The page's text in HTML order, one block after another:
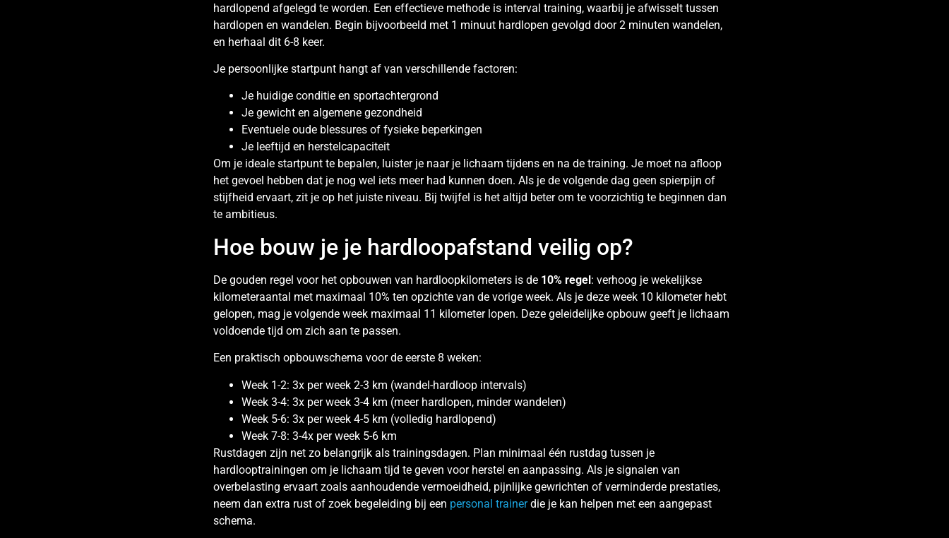
hardlopend afgelegd te worden. Een effectieve methode is interval training, waarbij je afwisselt tussen
hardlopen en wandelen. Begin bijvoorbeeld met 1 minuut hardlopen gevolgd door 2 minuten wandelen,
en herhaal dit 6-8 keer.
Je persoonlijke startpunt hangt af van verschillende factoren:
Je huidige conditie en sportachtergrond
Je gewicht en algemene gezondheid
Eventuele oude blessures of fysieke beperkingen
Je leeftijd en herstelcapaciteit
Om je ideale startpunt te bepalen, luister je naar je lichaam tijdens en na de training. Je moet na afloop
het gevoel hebben dat je nog wel iets meer had kunnen doen. Als je de volgende dag geen spierpijn of
stijfheid ervaart, zit je op het juiste niveau. Bij twijfel is het altijd beter om te voorzichtig te beginnen dan
te ambitieus.
Hoe bouw je je hardloopafstand veilig op?
De gouden regel voor het opbouwen van hardloopkilometers is de 10% regel: verhoog je wekelijkse
kilometeraantal met maximaal 10% ten opzichte van de vorige week. Als je deze week 10 kilometer hebt
gelopen, mag je volgende week maximaal 11 kilometer lopen. Deze geleidelijke opbouw geeft je lichaam
voldoende tijd om zich aan te passen.
Een praktisch opbouwschema voor de eerste 8 weken:
Week 1-2: 3x per week 2-3 km (wandel-hardloop intervals)
Week 3-4: 3x per week 3-4 km (meer hardlopen, minder wandelen)
Week 5-6: 3x per week 4-5 km (volledig hardlopend)
Week 7-8: 3-4x per week 5-6 km
Rustdagen zijn net zo belangrijk als trainingsdagen. Plan minimaal één rustdag tussen je
hardlooptrainingen om je lichaam tijd te geven voor herstel en aanpassing. Als je signalen van
overbelasting ervaart zoals aanhoudende vermoeidheid, pijnlijke gewrichten of verminderde prestaties,
neem dan extra rust of zoek begeleiding bij een personal trainerdie je kan helpen met een aangepast
schema.